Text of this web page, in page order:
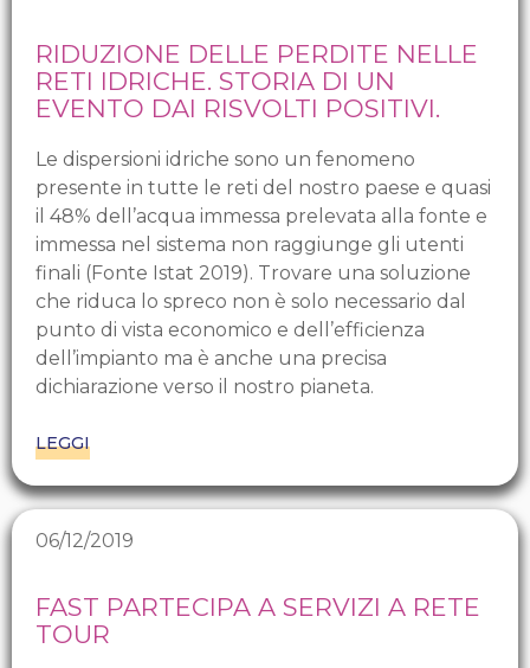
RIDUZIONE DELLE PERDITE NELLE
RETI IDRICHE. STORIA DI UN
EVENTO DAI RISVOLTI POSITIVI.
Le dispersioni idriche sono un fenomeno
presente in tutte le reti del nostro paese e quasi
il 48% dell’acqua immessa prelevata alla fonte e
immessa nel sistema non raggiunge gli utenti
finali (Fonte Istat 2019). Trovare una soluzione
che riduca lo spreco non è solo necessario dal
punto di vista economico e dell’efficienza
dell’impianto ma è anche una precisa
dichiarazione verso il nostro pianeta.
LEGGI
06/12/2019
FAST PARTECIPA A SERVIZI A RETE
TOUR